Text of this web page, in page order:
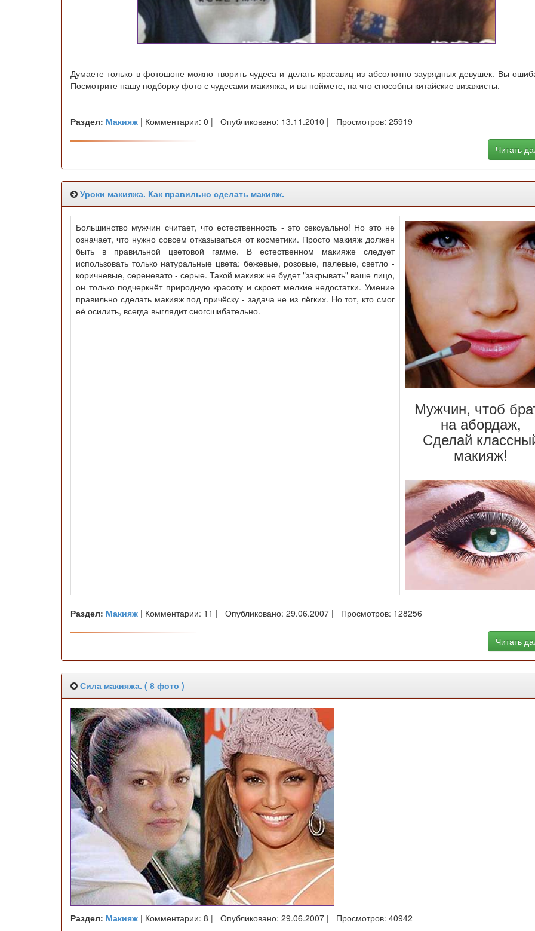
Думаете только в фотошопе можно творить чудеса и делать красавиц из абсолютно заурядных девушек. Вы
Посмотрите нашу подборку фото с чудесами макияжа, и вы поймете, на что способны китайские визажисты.
Раздел: Макияж | Комментарии: 0 | Опубликовано: 13.11.2010 | Просмотров: 25919
Читать
Уроки макияжа. Как правильно сделать макияж.
Большинство мужчин считает, что естественность - это сексуально! Но это не
означает, что нужно совсем отказываться от косметики. Просто макияж должен
быть в правильной цветовой гамме. В естественном макияже следует
использовать только натуральные цвета: бежевые, розовые, палевые, светло -
коричневые, сереневато - серые. Такой макияж не будет "закрывать" ваше лицо,
он только подчеркнёт природную красоту и скроет мелкие недостатки. Умение
правильно сделать макияж под причёску - задача не из лёгких. Но тот, кто смог
её осилить, всегда выглядит сногсшибательно.
Мужчин, чтоб
на абордаж,
Сделай
макияж!
Раздел: Макияж | Комментарии: 11 | Опубликовано: 29.06.2007 | Просмотров: 128256
Читать
Сила макияжа. ( 8 фото )
Раздел: Макияж | Комментарии: 8 | Опубликовано: 29.06.2007 | Просмотров: 40942